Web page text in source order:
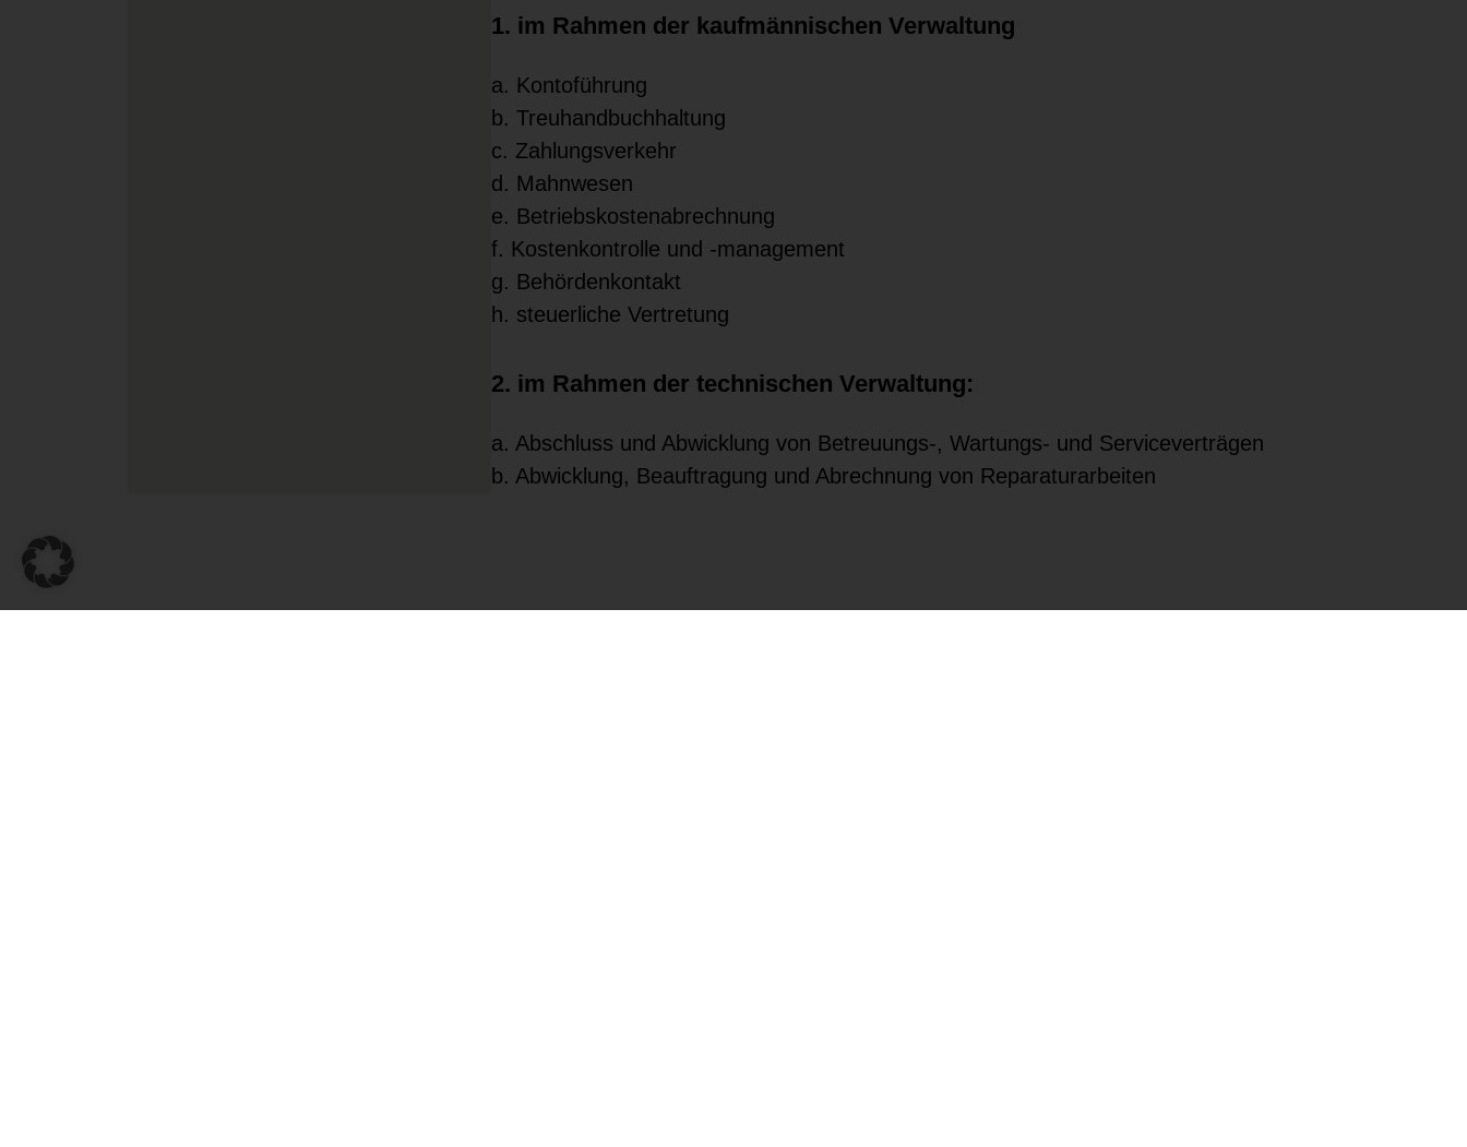
1. im Rahmen der kaufmännischen Verwaltung
a. Kontoführung
b. Treuhandbuchhaltung
c. Zahlungsverkehr
d. Mahnwesen
e. Betriebskostenabrechnung
f. Kostenkontrolle und -management
g. Behördenkontakt
h. steuerliche Vertretung
2. im Rahmen der technischen Verwaltung:
a. Abschluss und Abwicklung von Betreuungs-, Wartungs- und Serviceverträgen
b. Abwicklung, Beauftragung und Abrechnung von Reparaturarbeiten